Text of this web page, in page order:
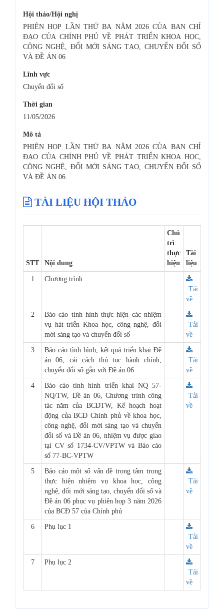
Hội thảo/Hội nghị
PHIÊN HỌP LẦN THỨ BA NĂM 2026 CỦA BAN CHỈ
ĐẠO CỦA CHÍNH PHỦ VỀ PHÁT TRIỂN KHOA HỌC,
CÔNG NGHỆ, ĐỔI MỚI SÁNG TẠO, CHUYỂN ĐỔI SỐ
VÀ ĐỀ ÁN 06
Lĩnh vực
Chuyển đổi số
Thời gian
11/05/2026
Mô tả
PHIÊN HỌP LẦN THỨ BA NĂM 2026 CỦA BAN CHỈ
ĐẠO CỦA CHÍNH PHỦ VỀ PHÁT TRIỂN KHOA HỌC,
CÔNG NGHỆ, ĐỔI MỚI SÁNG TẠO, CHUYỂN ĐỔI SỐ
VÀ ĐỀ ÁN 06.
TÀI LIỆU HỘI THẢO
STT Nội dung
Chủ
trì
thực
hiện
Tài
liệu
1
Chương trình
Tải
về
2
Báo cáo tình hình thực hiện các nhiệm
vụ hát triển Khoa học, công nghệ, đổi
mới sáng tạo và chuyển đổi số
Tải
về
3
Báo cáo tình hình, kết quả triển khai Đề
án 06, cải cách thủ tục hành chính,
chuyển đổi số gắn với Đề án 06
Tải
về
4
Báo cáo tình hình triển khai NQ 57-
NQ/TW, Đề án 06, Chương trình công
tác năm của BCĐTW, Kế hoạch hoạt
động của BCĐ Chính phủ về khoa học,
công nghệ, đổi mới sáng tạo và chuyển
đổi số và Đề án 06, nhiệm vụ được giao
tại CV số 1734-CV/VPTW và Báo cáo
số 77-BC-VPTW
Tải
về
5
Báo cáo một số vấn đề trọng tâm trong
thực hiện nhiệm vụ khoa học, công
nghệ, đổi mới sáng tạo, chuyển đổi số và
Đề án 06 phục vụ phiên họp 3 năm 2026
của BCĐ 57 của Chính phủ
Tải
về
6
Phụ lục 1
Tải
về
7
Phụ lục 2
Tải
về